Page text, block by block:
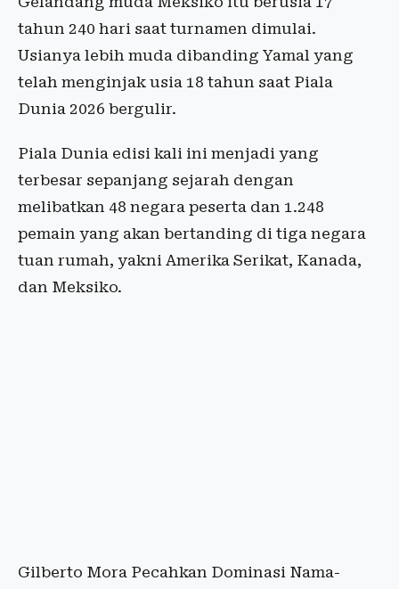
tahun 240 hari saat turnamen dimulai.
Usianya lebih muda dibanding Yamal yang
telah menginjak usia 18 tahun saat Piala
Dunia 2026 bergulir.
Piala Dunia edisi kali ini menjadi yang
terbesar sepanjang sejarah dengan
melibatkan 48 negara peserta dan 1.248
pemain yang akan bertanding di tiga negara
tuan rumah, yakni Amerika Serikat, Kanada,
dan Meksiko.
Gilberto Mora Pecahkan Dominasi Nama-